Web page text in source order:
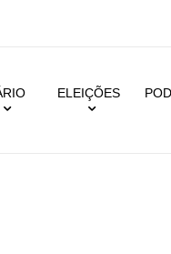
ELEIÇÕES